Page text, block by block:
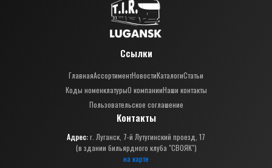
Ссылки
ГлавнаяАссортиментНовостиКаталогиСтатьи
Коды номенклатурыО компанииНаши контакты
Пользовательское соглашение
Контакты
Адрес:г. Луганск, 7-й Лутугинский проезд, 17
(в здании бильярдного клуба "СВОЯК")
на карте